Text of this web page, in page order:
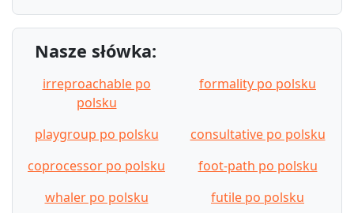
Nasze słówka:
irreproachable po
polsku
formality po polsku
playgroup po polsku
consultative po polsku
coprocessor po polsku
foot-path po polsku
whaler po polsku
futile po polsku